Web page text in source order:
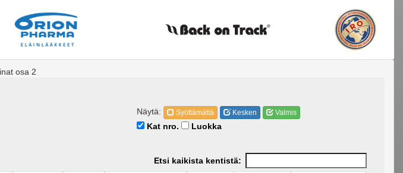
osa 2
Näytä: Syöttämättä Kesken Valmis
Kat nro.
Luokka
Etsi kaikista kentistä: